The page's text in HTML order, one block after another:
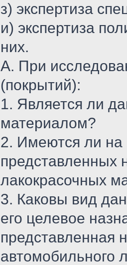
з) экспертиза
и) экспертиза
них.
А. При
(покрытий):
1. Является ли
материалом?
2. Имеются ли на
представленных
лакокрасочных
3. Каковы вид
его целевое
представленная
автомобильного